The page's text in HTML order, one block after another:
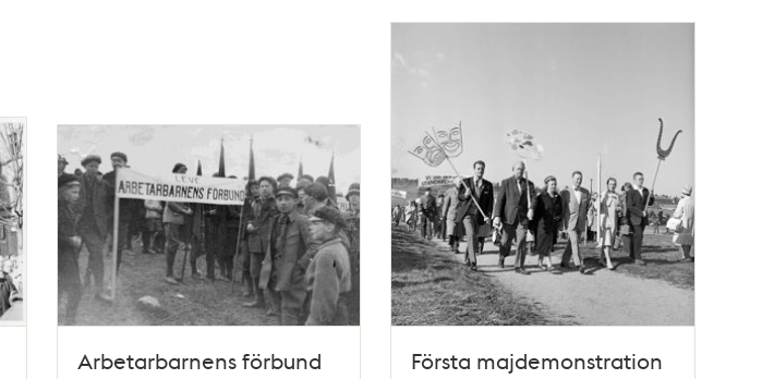
Arbetarbarnens förbund
Första majdemonstration